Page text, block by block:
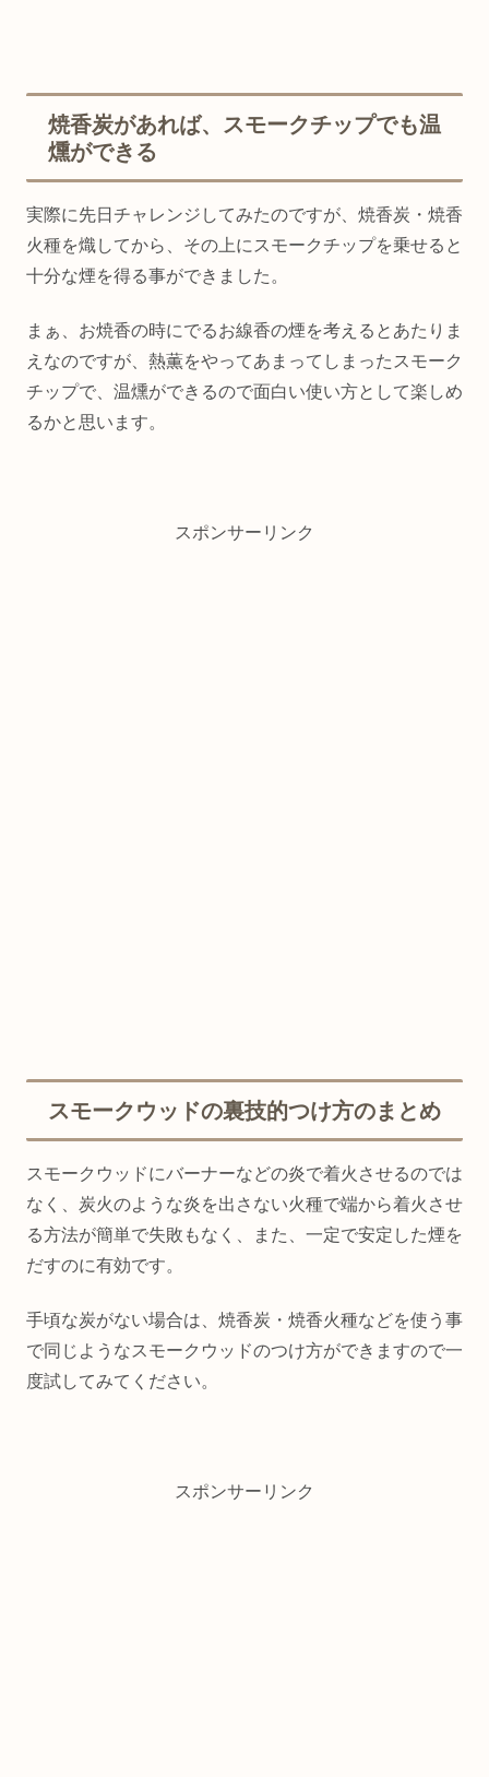
焼香炭があれば、スモークチップでも温
燻ができる
実際に先日チャレンジしてみたのですが、焼香炭・焼香
火種を熾してから、その上にスモークチップを乗せると
十分な煙を得る事ができました。
まぁ、お焼香の時にでるお線香の煙を考えるとあたりま
えなのですが、熱薫をやってあまってしまったスモーク
チップで、温燻ができるので面白い使い方として楽しめ
るかと思います。
スポンサーリンク
スモークウッドの裏技的つけ方のまとめ
スモークウッドにバーナーなどの炎で着火させるのでは
なく、炭火のような炎を出さない火種で端から着火させ
る方法が簡単で失敗もなく、また、一定で安定した煙を
だすのに有効です。
手頃な炭がない場合は、焼香炭・焼香火種などを使う事
で同じようなスモークウッドのつけ方ができますので一
度試してみてください。
スポンサーリンク